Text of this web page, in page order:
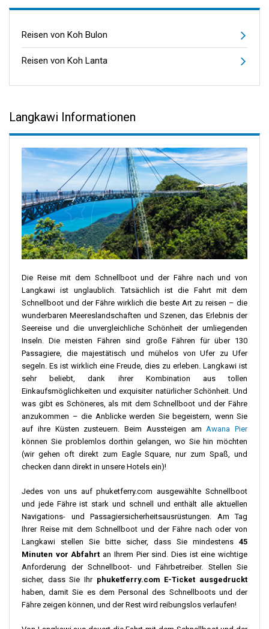
Reisen von Koh Bulon
Reisen von Koh Lanta
Langkawi Informationen
Die Reise mit dem Schnellboot und der Fähre nach und von
Langkawi ist unglaublich. Tatsächlich ist die Fahrt mit dem
Schnellboot und der Fähre wirklich die beste Art zu reisen – die
wunderbaren Meereslandschaften und Szenen, das Erlebnis der
Seereise und die unvergleichliche Schönheit der umliegenden
Inseln. Die meisten Fähren sind große Fähren für über 130
Passagiere, die majestätisch und mühelos von Ufer zu Ufer
segeln. Es ist wirklich eine Freude, dies zu erleben. Langkawi ist
sehr beliebt, dank ihrer Kombination aus tollen
Einkaufsmöglichkeiten und exquisiter natürlicher Schönheit. Und
was gibt es Schöneres, als mit dem Schnellboot und der Fähre
anzukommen – die Anblicke werden Sie begeistern, wenn Sie
auf ihre Küsten zusteuern. Beim Aussteigen am Awana Pier
können Sie problemlos dorthin gelangen, wo Sie hin möchten
(wir gehen oft direkt zum Eagle Square, nur zum Spaß, und
checken dann direkt in unsere Hotels ein)!
Jedes von uns auf phuketferry.com ausgewählte Schnellboot
und jede Fähre ist stark und schnell und enthält alle aktuellen
Navigations- und Passagiersicherheitsausrüstungen. Am Tag
Ihrer Reise mit dem Schnellboot und der Fähre nach oder von
Langkawi stellen Sie bitte sicher, dass Sie mindestens 45
Minuten vor Abfahrt an Ihrem Pier sind. Dies ist eine wichtige
Anforderung der Schnellboot- und Fährbetreiber. Stellen Sie
sicher, dass Sie Ihr phuketferry.com E-Ticket ausgedruckt
haben, damit Sie es dem Personal des Schnellboots und der
Fähre zeigen können, und der Rest wird reibungslos verlaufen!